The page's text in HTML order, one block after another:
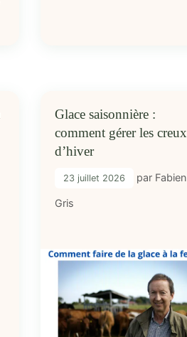
Glace saisonnière :
comment gérer les creux
d’hiver
23 juillet 2026 par Fabien
Gris